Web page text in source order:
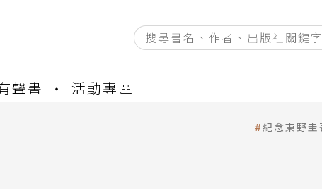
聲書 活動專區
紀念東野圭